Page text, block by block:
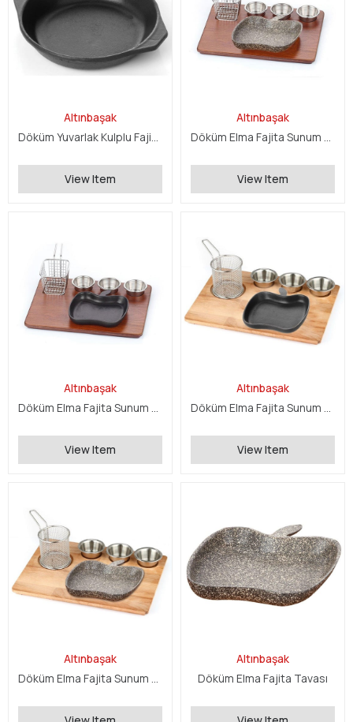
Altınbaşak
Döküm Yuvarlak Kulplu Fajita Tava
View Item
Altınbaşak
Döküm Elma Fajita Sunum Seti
View Item
Altınbaşak
Döküm Elma Fajita Sunum Seti
View Item
Altınbaşak
Döküm Elma Fajita Sunum Seti
View Item
Altınbaşak
Döküm Elma Fajita Sunum Seti
Altınbaşak
Döküm Elma Fajita Tavası